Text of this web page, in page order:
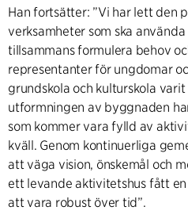
Han fortsätter: ”Vi har lett den
verksamheter som ska
tillsammans formulera behov
representanter för ungdomar
grundskola och kulturskola
utformningen av byggnaden
som kommer vara fylld av
kväll. Genom kontinuerliga
att väga vision, önskemål och
ett levande aktivitetshus fått
att vara robust över tid”.